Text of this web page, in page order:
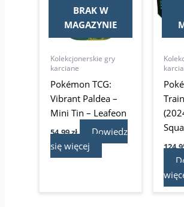
BRAK W
MAGAZYNIE
Kolekcjonerskie gry
karciane
Pokémon TCG:
Vibrant Paldea –
Mini Tin – Leafeon
54,99zł
Dowiedz
się więcej